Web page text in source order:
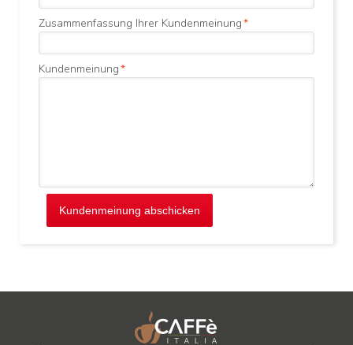
*
Zusammenfassung Ihrer Kundenmeinung
*
Kundenmeinung
Kundenmeinung abschicken